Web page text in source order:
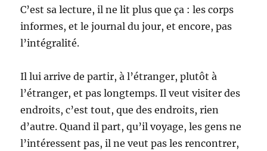
C’est sa lecture, il ne lit plus que ça : les corps
informes, et le journal du jour, et encore, pas
l’intégralité.
Il lui arrive de partir, à l’étranger, plutôt à
l’étranger, et pas longtemps. Il veut visiter des
endroits, c’est tout, que des endroits, rien
d’autre. Quand il part, qu’il voyage, les gens ne
l’intéressent pas, il ne veut pas les rencontrer,